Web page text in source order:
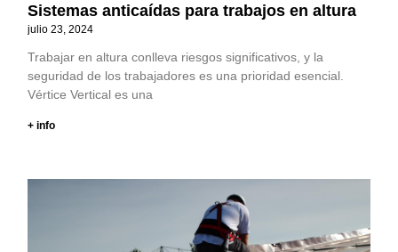
Sistemas anticaídas para trabajos en altura
julio 23, 2024
Trabajar en altura conlleva riesgos significativos, y la
seguridad de los trabajadores es una prioridad esencial.
Vértice Vertical es una
+ info